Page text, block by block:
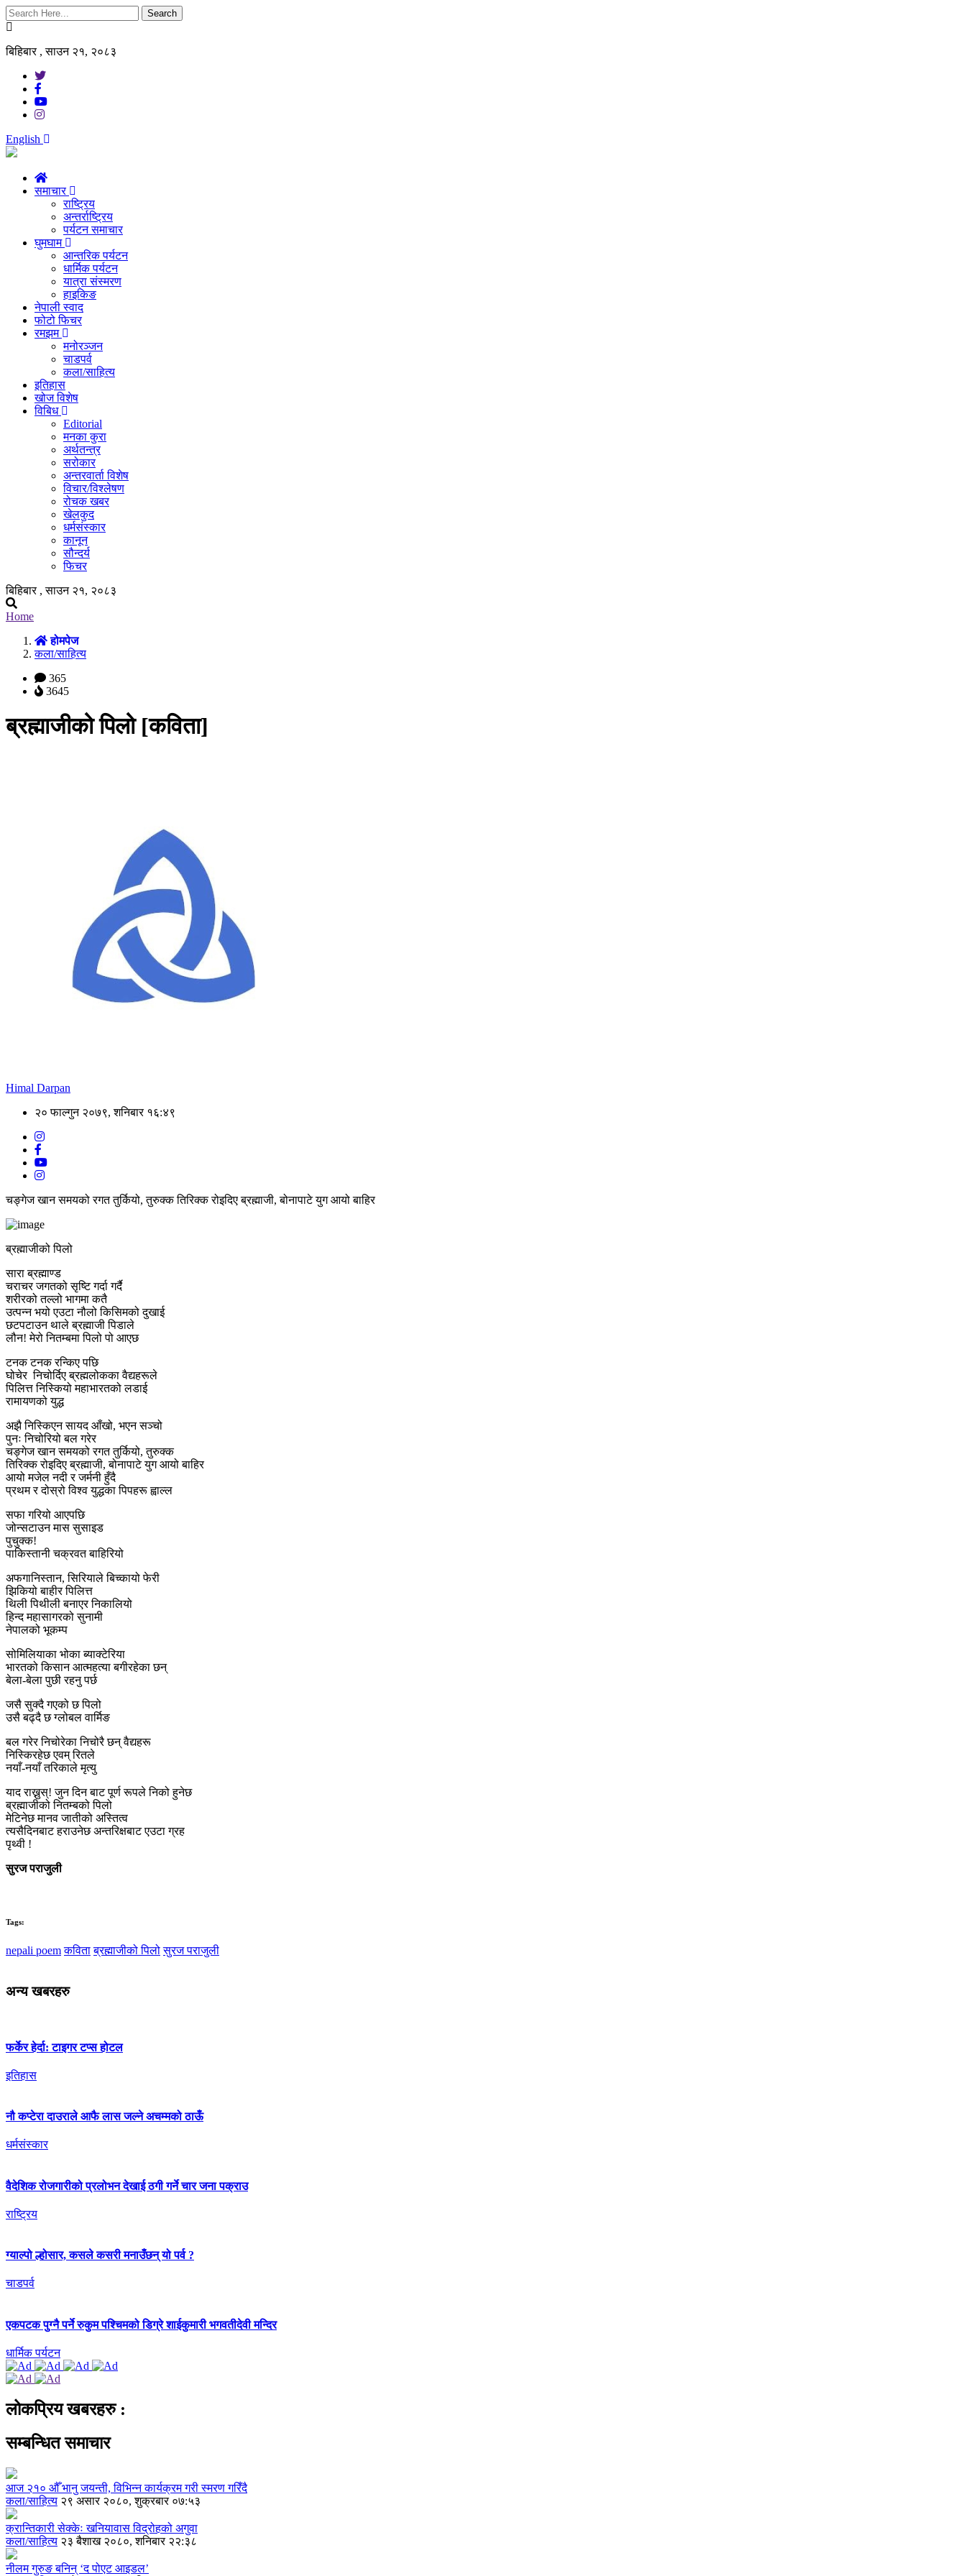
Search
बिहिबार , साउन २१, २०८३
English
समाचार
राष्ट्रिय
अन्तर्राष्ट्रिय
पर्यटन समाचार
घुमघाम
आन्तरिक पर्यटन
धार्मिक पर्यटन
यात्रा संस्मरण
हाइकिङ
नेपाली स्वाद
फोटो फिचर
रमझम
मनोरञ्जन
चाडपर्व
कला/साहित्य
इतिहास
खोज विशेष
विबिध
Editorial
मनका कुरा
अर्थतन्त्र
सरोकार
अन्तरवार्ता विशेष
विचार/विश्लेषण
रोचक खबर
खेलकुद
धर्मसंस्कार
कानून
सौन्दर्य
फिचर
बिहिबार , साउन २१, २०८३
Home
होमपेज
कला/साहित्य
365
3645
ब्रह्माजीको पिलो [कविता]
Himal Darpan
२० फाल्गुन २०७९, शनिबार १६:४९
चङ्गेज खान समयको रगत तुर्कियो, तुरुक्क तिरिक्क रोइदिए ब्रह्माजी, बोनापाटे युग आयो बाहिर
ब्रह्माजीको पिलो
सारा ब्रह्माण्ड
चराचर जगतको सृष्टि गर्दा गर्दै
शरीरको तल्लो भागमा कतै
उत्पन्न भयो एउटा नौलो किसिमको दुखाई
छटपटाउन थाले ब्रह्माजी पिडाले
लौन! मेरो नितम्बमा पिलो पो आएछ
टनक टनक रन्किए पछि
घोचेर निचोर्दिए ब्रह्मलोकका वैद्यहरूले
पिलित्त निस्कियो महाभारतको लडाई
रामायणको युद्ध
अझै निस्किएन सायद आँखो, भएन सञ्चो
पुनः निचोरियो बल गरेर
चङ्गेज खान समयको रगत तुर्कियो, तुरुक्क
तिरिक्क रोइदिए ब्रह्माजी, बोनापाटे युग आयो बाहिर
आयो मजेल नदी र जर्मनी हुँदै
प्रथम र दोस्रो विश्व युद्धका पिपहरू ह्वाल्ल
सफा गरियो आएपछि
जोन्सटाउन मास सुसाइड
पुचुक्क!
पाकिस्तानी चक्रवत बाहिरियो
अफगानिस्तान, सिरियाले बिच्कायो फेरी
झिकियो बाहीर पिलित्त
थिली पिथीली बनाएर निकालियो
हिन्द महासागरको सुनामी
नेपालको भूकम्प
सोमिलियाका भोका ब्याक्टेरिया
भारतको किसान आत्महत्या बगीरहेका छन्
बेला-बेला पुछी रहनु पर्छ
जसै सुक्दै गएको छ पिलो
उसै बढ्दै छ ग्लोबल वार्मिङ
बल गरेर निचोरेका निचोरै छन् वैद्यहरू
निस्किरहेछ एवम् रितले
नयाँ-नयाँ तरिकाले मृत्यु
याद राख्नुस्! जुन दिन बाट पूर्ण रूपले निको हुनेछ
ब्रह्माजीको नितम्बको पिलो
मेटिनेछ मानव जातीको अस्तित्व
त्यसैदिनबाट हराउनेछ अन्तरिक्षबाट एउटा ग्रह
पृथ्वी !
सुरज पराजुली
Tags:
nepali poem कविता ब्रह्माजीको पिलो सुरज पराजुली
अन्य खबरहरु
फर्केर हेर्दा: टाइगर टप्स होटल
इतिहास
नौ कप्टेरा दाउराले आफै लास जल्ने अचम्मको ठाऊँ
धर्मसंस्कार
वैदेशिक रोजगारीको प्रलोभन देखाई ठगी गर्ने चार जना पक्राउ
राष्ट्रिय
ग्याल्पो ल्होसार, कसले कसरी मनाउँछन् यो पर्व ?
चाडपर्व
एकपटक पुग्‍नै पर्ने रुकुम पश्चिमको डिग्रे शाईकुमारी भगवतीदेवी मन्दिर
धार्मिक पर्यटन
लोकप्रिय खबरहरु :
सम्बन्धित समाचार
आज २१०‍ औँ भानु जयन्ती, विभिन्न कार्यक्रम गरी स्मरण गरिँदै
कला/साहित्य २९ असार २०८०, शुक्रबार ०७:५३
क्रान्तिकारी सेक्केः खनियावास विद्रोहको अगुवा
कला/साहित्य २३ बैशाख २०८०, शनिबार २२:३८
नीलम गुरुङ‍ बनिन् ‘द पोएट आइडल’